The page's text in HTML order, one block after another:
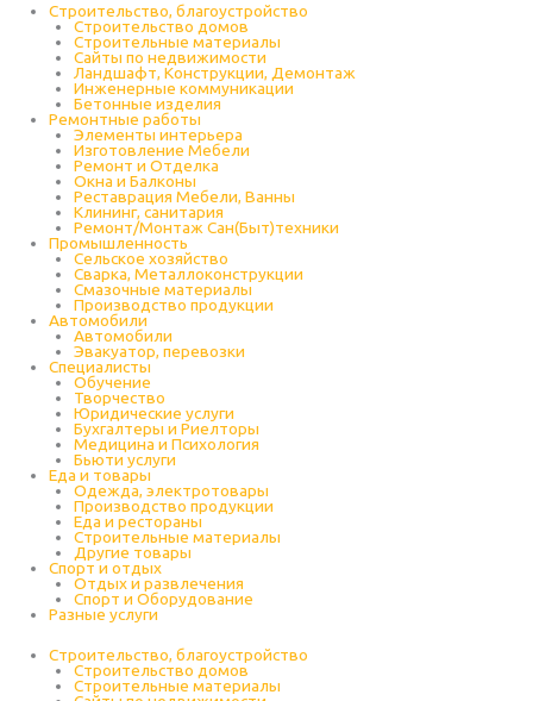
Строительство, благоустройство
Строительство домов
Строительные материалы
Сайты по недвижимости
Ландшафт, Конструкции, Демонтаж
Инженерные коммуникации
Бетонные изделия
Ремонтные работы
Элементы интерьера
Изготовление Мебели
Ремонт и Отделка
Окна и Балконы
Реставрация Мебели, Ванны
Клининг, санитария
Ремонт/Монтаж Сан(Быт)техники
Промышленность
Cельское хозяйство
Сварка, Металлоконструкции
Cмазочные материалы
Производство продукции
Автомобили
Автомобили
Эвакуатор, перевозки
Специалисты
Обучение
Творчество
Юридические услуги
Бухгалтеры и Риелторы
Медицина и Психология
Бьюти услуги
Еда и товары
Одежда, электротовары
Производство продукции
Еда и рестораны
Строительные материалы
Другие товары
Спорт и отдых
Отдых и развлечения
Спорт и Оборудование
Разные услуги
Строительство, благоустройство
Строительство домов
Строительные материалы